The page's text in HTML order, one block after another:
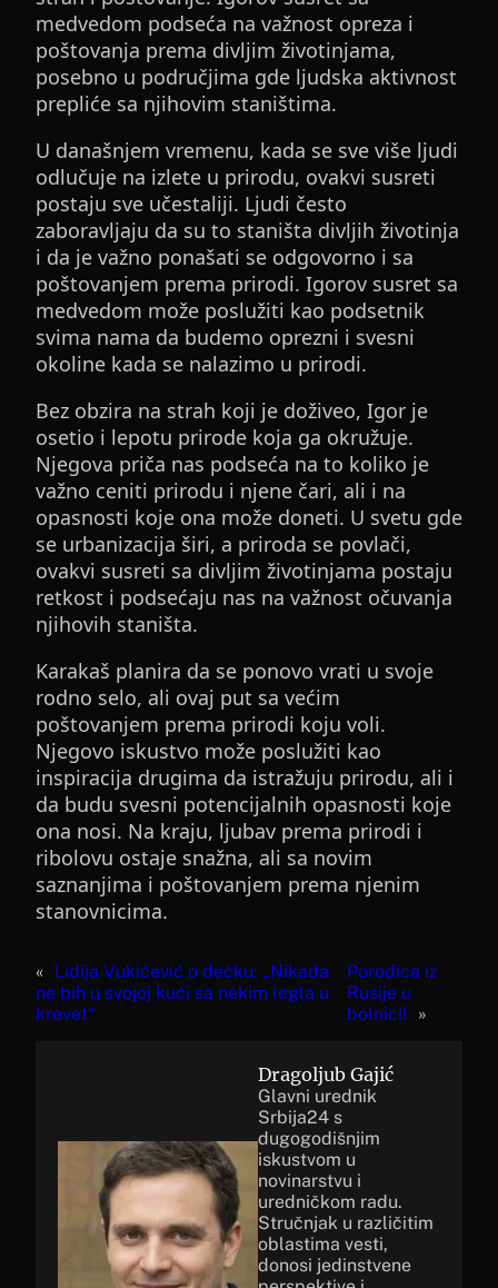
medvedom podseća na važnost opreza i
poštovanja prema divljim životinjama,
posebno u područjima gde ljudska aktivnost
prepliće sa njihovim staništima.
U današnjem vremenu, kada se sve više ljudi
odlučuje na izlete u prirodu, ovakvi susreti
postaju sve učestaliji. Ljudi često
zaboravljaju da su to staništa divljih životinja
i da je važno ponašati se odgovorno i sa
poštovanjem prema prirodi. Igorov susret sa
medvedom može poslužiti kao podsetnik
svima nama da budemo oprezni i svesni
okoline kada se nalazimo u prirodi.
Bez obzira na strah koji je doživeo, Igor je
osetio i lepotu prirode koja ga okružuje.
Njegova priča nas podseća na to koliko je
važno ceniti prirodu i njene čari, ali i na
opasnosti koje ona može doneti. U svetu gde
se urbanizacija širi, a priroda se povlači,
ovakvi susreti sa divljim životinjama postaju
retkost i podsećaju nas na važnost očuvanja
njihovih staništa.
Karakaš planira da se ponovo vrati u svoje
rodno selo, ali ovaj put sa većim
poštovanjem prema prirodi koju voli.
Njegovo iskustvo može poslužiti kao
inspiracija drugima da istražuju prirodu, ali i
da budu svesni potencijalnih opasnosti koje
ona nosi. Na kraju, ljubav prema prirodi i
ribolovu ostaje snažna, ali sa novim
saznanjima i poštovanjem prema njenim
stanovnicima.
« Lidija Vukićević o dečku: „Nikada
ne bih u svojoj kući sa nekim legla u
krevet“
Porodica iz
Rusije u
bolnici!
»
Dragoljub Gajić
Glavni urednik
Srbija24 s
dugogodišnjim
iskustvom u
novinarstvu i
uredničkom radu.
Stručnjak u različitim
oblastima vesti,
donosi jedinstvene